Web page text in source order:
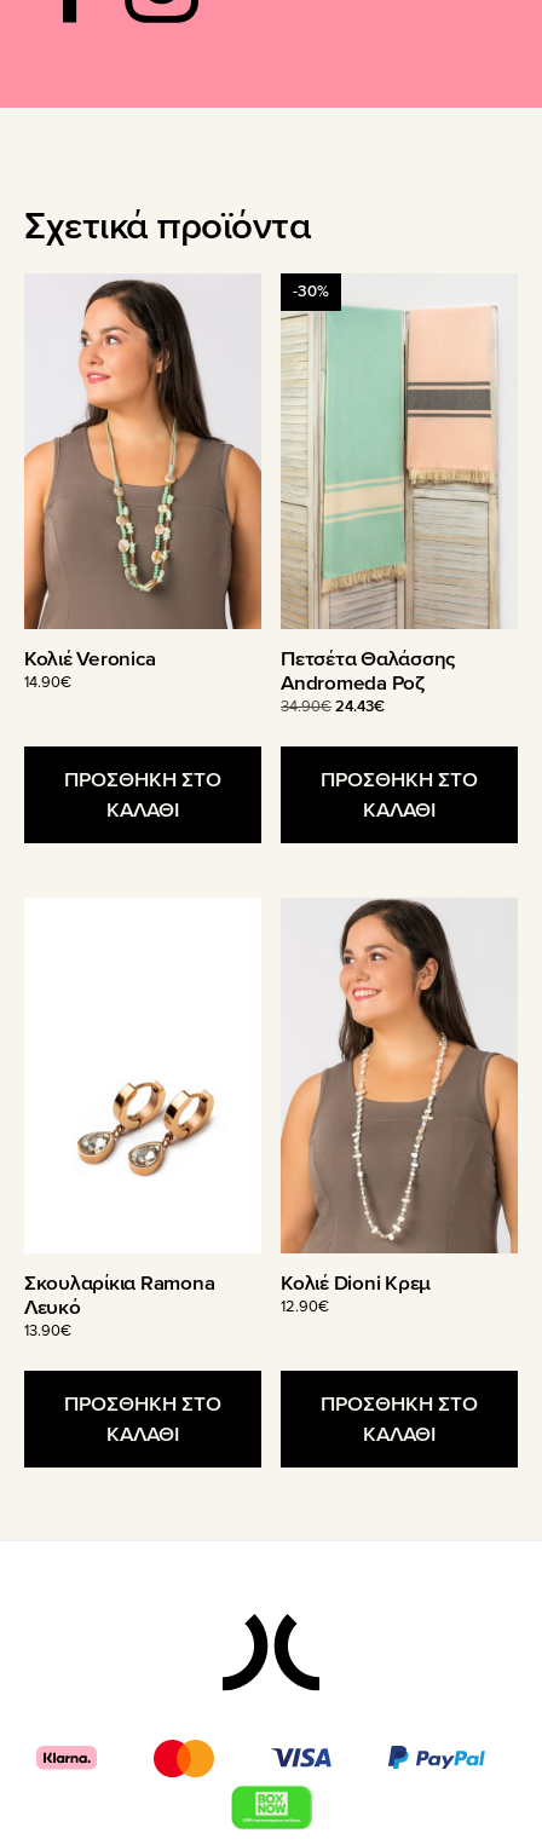
Σχετικά προϊόντα
Κολιέ Veronica
14.90€
ΠΡΟΣΘΗΚΗ ΣΤΟ
ΚΑΛΑΘΙ
-30%
Πετσέτα Θαλάσσης
Andromeda Ροζ
34.90€Original
was:
34.90€.
24.43€Η
τιμή
είναι:
ΠΡΟΣΘΗΚΗ ΣΤΟ
ΚΑΛΑΘΙ
Σκουλαρίκια Ramona
Λευκό
13.90€
ΠΡΟΣΘΗΚΗ ΣΤΟ
ΚΑΛΑΘΙ
Κολιέ Dioni Κρεμ
12.90€
ΠΡΟΣΘΗΚΗ ΣΤΟ
ΚΑΛΑΘΙ